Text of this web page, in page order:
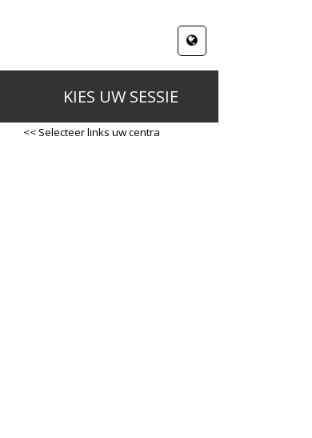
KIES UW SESSIE
<< Selecteer links uw centra